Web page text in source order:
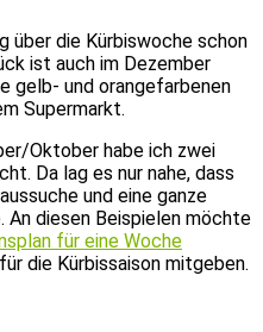
über die Kürbiswoche schon
ist auch im Dezember
gelb- und orangefarbenen
Supermarkt.
Oktober habe ich zwei
Da lag es nur nahe, dass
und eine ganze
An diesen Beispielen möchte
für eine Woche
die Kürbissaison mitgeben.